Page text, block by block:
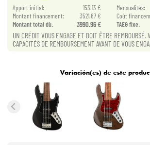
Apport initial: 153.13 € Mensualités:
Montant financement:
3521.87 € Coût
Montant total dù:
3990.96 € TAEG fixe:
UN CRÉDIT VOUS ENGAGE ET DOIT ÊTRE REMBOURSÉ.
CAPACITÉS DE REMBOURSEMENT AVANT DE VOUS
Variación(es) de este